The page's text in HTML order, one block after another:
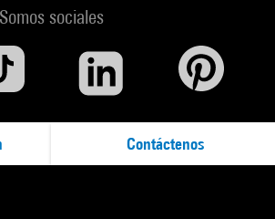
Somos sociales
Contáctenos